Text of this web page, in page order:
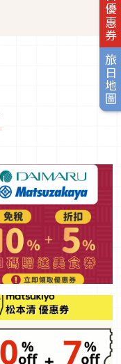
旅日地圖